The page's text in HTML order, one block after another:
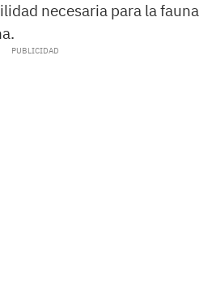
necesaria para la fauna